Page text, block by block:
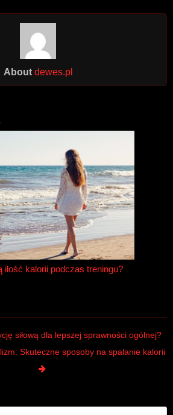
About dewes.pl
kalorii podczas treningu?
siłową dla lepszej sprawności ogólnej?
Skuteczne sposoby na spalanie kalorii